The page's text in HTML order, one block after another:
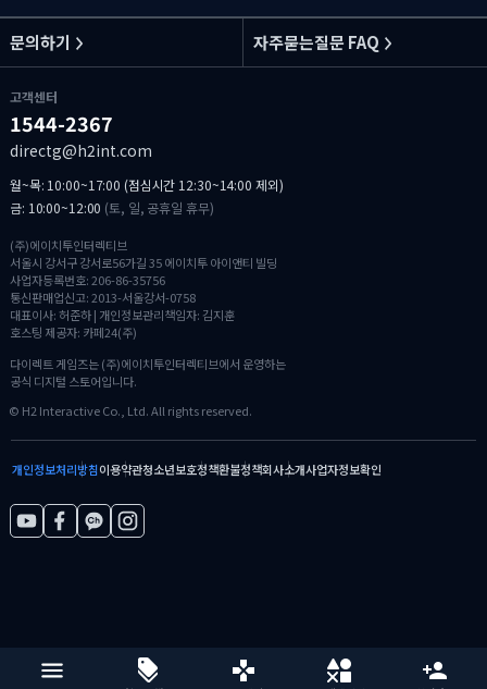
문의하기 자주묻는질문 FAQ
고객센터
1544-2367
directg@h2int.com
월~목: 10:00~17:00 (점심시간 12:30~14:00 제외)
금: 10:00~12:00 (토, 일, 공휴일 휴무)
(주)에이치투인터렉티브
서울시 강서구 강서로56가길 35 에이치투 아이앤티 빌딩
사업자등록번호: 206-86-35756
통신판매업신고: 2013-서울강서-0758
대표이사: 허준하 | 개인정보관리책임자: 김지훈
호스팅 제공자: 카페24(주)
다이렉트 게임즈는 (주)에이치투인터렉티브에서 운영하는
공식 디지털 스토어입니다.
© H2 Interactive Co., Ltd. All rights reserved.
개인정보처리방침이용약관청소년보호정책환불정책회사소개사업자정보확인